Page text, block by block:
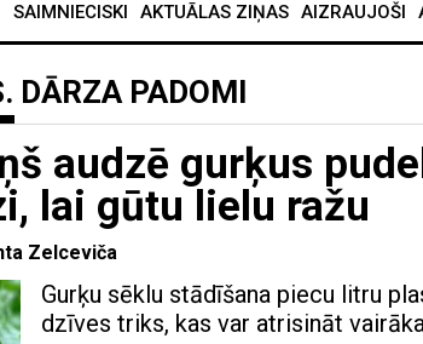
SAIMNIECISKI AKTUĀLAS ZIŅAS AIZRAUJOŠI
DĀRZA PADOMI
audzē gurķus
lai gūtu lielu ražu
Zelceviča
Gurķu sēklu stādīšana piecu litru
dzīves triks, kas var atrisināt